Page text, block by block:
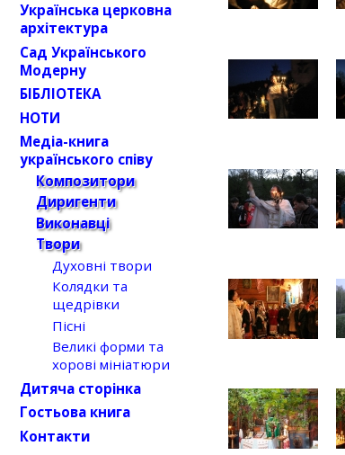
Українська церковна
архітектура
Сад Українського
Модерну
БІБЛІОТЕКА
НОТИ
Медіа-книга
українського співу
Композитори
Диригенти
Виконавці
Твори
Духовні твори
Колядки та
щедрівки
Пісні
Великі форми та
хорові мініатюри
Дитяча сторінка
Гостьова книга
Контакти